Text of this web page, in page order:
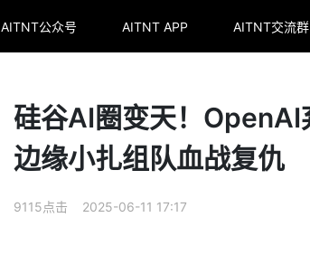
AITNT公众号 AITNT APP AITNT交流群
硅谷AI圈变天！
边缘小扎组队血战复仇
9115点击 2025-06-11 17:17